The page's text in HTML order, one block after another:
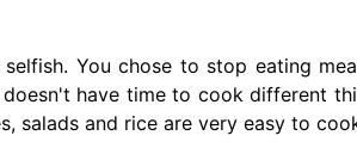
You chose to stop eating
have time to cook different
salads and rice are very easy to